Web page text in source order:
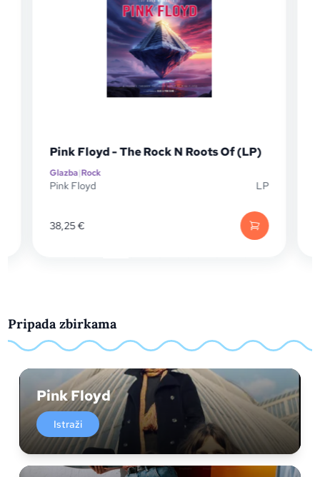
Pink Floyd - The Rock N Roots Of (LP)
Glazba|Rock
Pink Floyd LP
38,25€
Pripada zbirkama
Pink Floyd
Istraži